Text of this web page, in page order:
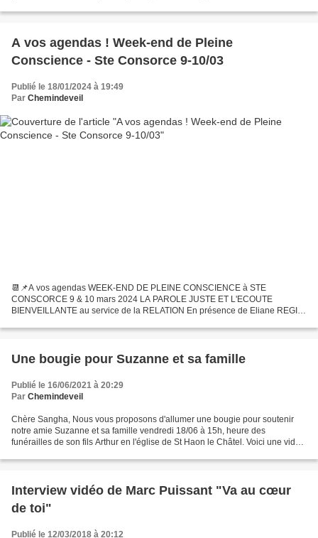
A vos agendas ! Week-end de Pleine
Conscience - Ste Consorce 9-10/03
Publié le 18/01/2024 à 19:49
Par Chemindeveil
📆📌A vos agendas WEEK-END DE PLEINE CONSCIENCE à STE
CONSCORCE 9 & 10 mars 2024 LA PAROLE JUSTE ET L'ECOUTE
BIENVEILLANTE au service de la RELATION En présence de Eliane REGIS
inscriptions...
Une bougie pour Suzanne et sa famille
Publié le 16/06/2021 à 20:29
Par Chemindeveil
Chère Sangha, Nous vous proposons d'allumer une bougie pour soutenir
notre amie Suzanne et sa famille vendredi 18/06 à 15h, heure des
funérailles de son fils Arthur en l'église de St Haon le Châtel. Voici une vidéo
Interview vidéo de Marc Puissant "Va au cœur
de toi"
Publié le 12/03/2018 à 20:12